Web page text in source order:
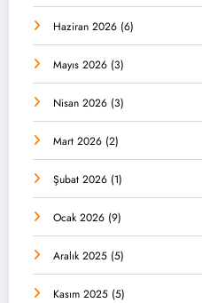
Haziran 2026 (6)
Mayıs 2026 (3)
Nisan 2026 (3)
Mart 2026 (2)
Şubat 2026 (1)
Ocak 2026 (9)
Aralık 2025 (5)
Kasım 2025 (5)